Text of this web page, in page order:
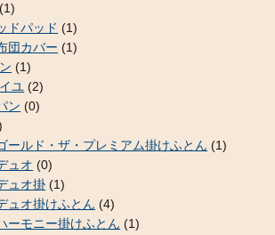
(1)
ドパッド (1)
団カバー (1)
(1)
ユ (2)
ン (0)
ールド・ザ・プレミアム掛けふとん (1)
ュオ (0)
ュオ掛 (1)
ュオ掛けふとん (4)
ーモニー掛けふとん (1)